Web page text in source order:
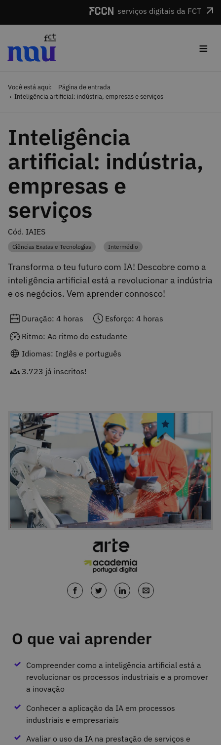
serviços digitais da FCT
≡
Você está aqui:
Página de entrada
Inteligência artificial: indústria, empresas e serviços
Inteligência
artificial: indústria,
empresas e
serviços
Cód. IAIES
Categoria
Ciências Exatas e Tecnologias Categoria
Intermédio
Transforma o teu futuro com IA! Descobre como a
inteligência artificial está a revolucionar a indústria
e os negócios. Vem aprender connosco!
Duração: 4 horas
Esforço: 4 horas
Ritmo: Ao ritmo do estudante
Idiomas: Inglês e português
3.723 já inscritos!
O que vai aprender
Compreender como a inteligência artificial está a
revolucionar os processos industriais e a promover
a inovação
Conhecer a aplicação da IA em processos
industriais e empresariais
Avaliar o uso da IA na prestação de serviços e